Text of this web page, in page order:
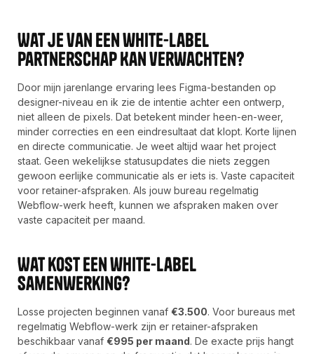
Wat je van een white-label
partnerschap Kan verwachten?
Door mijn jarenlange ervaring lees Figma-bestanden op
designer-niveau en ik zie de intentie achter een ontwerp,
niet alleen de pixels. Dat betekent minder heen-en-weer,
minder correcties en een eindresultaat dat klopt. Korte lijnen
en directe communicatie. Je weet altijd waar het project
staat. Geen wekelijkse statusupdates die niets zeggen
gewoon eerlijke communicatie als er iets is. Vaste capaciteit
voor retainer-afspraken. Als jouw bureau regelmatig
Webflow-werk heeft, kunnen we afspraken maken over
vaste capaciteit per maand.
Wat kost een white-label
samenwerking?
Losse projecten beginnen vanaf €3.500. Voor bureaus met
regelmatig Webflow-werk zijn er retainer-afspraken
beschikbaar vanaf €995 per maand. De exacte prijs hangt